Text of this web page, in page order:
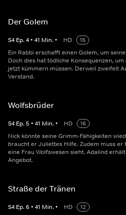
Der Golem
S4 Ep.4 • 41 Min. • HD
16
Ein Rabbi erschafft einen Golem, um
Doch dies hat tödliche Konsequenzen, um
jetzt kümmern müssen. Derweil zweifelt
Verstand.
Wolfsbrüder
S4 Ep.5 • 41 Min. • HD
16
Nick könnte seine Grimm-Fähigkeiten
braucht er Juliettes Hilfe. Zudem muss er
eine Frau Wolfswesen sieht. Adalind
Angebot.
Straße der Tränen
S4 Ep.6 • 41 Min. • HD
12